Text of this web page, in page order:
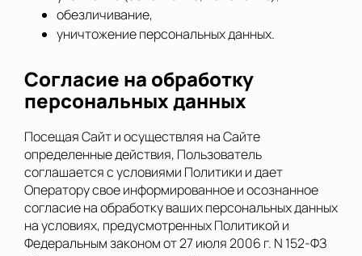
обезличивание,
уничтожение персональных данных.
Согласие на обработку
персональных данных
Посещая Сайт и осуществляя на Сайте
определенные действия, Пользователь
соглашается с условиями Политики и дает
Оператору свое информированное и осознанное
согласие на обработку ваших персональных данных
на условиях, предусмотренных Политикой и
Федеральным законом от 27 июля 2006 г. N 152-ФЗ